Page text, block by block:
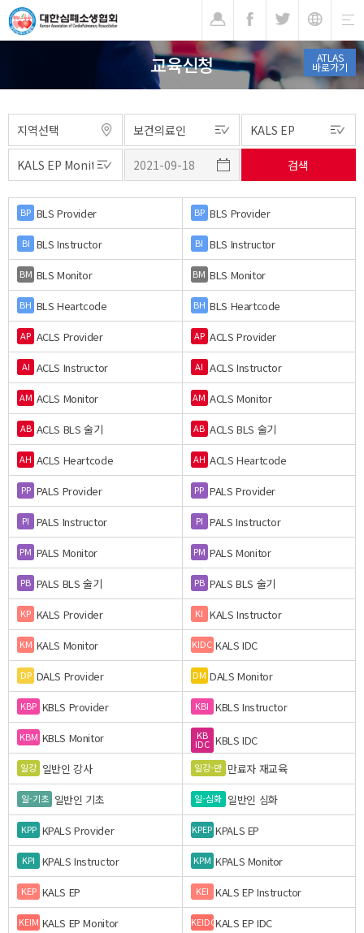
ATLAS
바로가기
교육신청
BP BLS Provider BP BLS Provider
BI BLS Instructor BI BLS Instructor
BM BLS Monitor BM BLS Monitor
BH BLS Heartcode BH BLS Heartcode
AP ACLS Provider AP ACLS Provider
AI ACLS Instructor AI ACLS Instructor
AM ACLS Monitor AM ACLS Monitor
AB ACLS BLS 술기 AB ACLS BLS 술기
AH ACLS Heartcode AH ACLS Heartcode
PP PALS Provider PP PALS Provider
PI PALS Instructor PI PALS Instructor
PM PALS Monitor PM PALS Monitor
PB PALS BLS 술기 PB PALS BLS 술기
KP KALS Provider KI KALS Instructor
KM KALS Monitor KIDC KALS IDC
DP DALS Provider DM DALS Monitor
KBP KBLS Provider KBI KBLS Instructor
KBM KBLS Monitor KB
IDC KBLS IDC
일강 일반인 강사 일강-만 만료자 재교육
일-기초 일반인 기초 일-심화 일반인 심화
KPP KPALS Provider KPEP KPALS EP
KPI KPALS Instructor KPM KPALS Monitor
KEP KALS EP KEI KALS EP Instructor
KEIM KALS EP Monitor KEIDCKALS EP IDC